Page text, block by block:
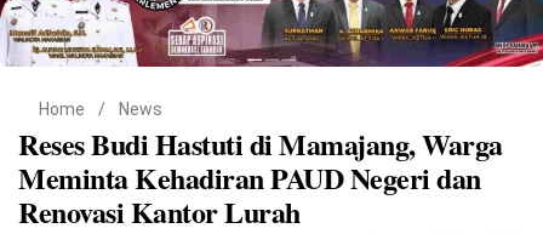
Sport Pendidikan
Lifestyle
Home / News
Reses Budi Hastuti di Mamajang, Warga
Meminta Kehadiran PAUD Negeri dan
Renovasi Kantor Lurah